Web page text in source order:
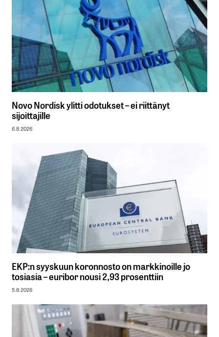
Novo Nordisk ylitti odotukset – ei riittänyt
sijoittajille
6.8.2026
EKP:n syyskuun koronnosto on markkinoille jo
tosiasia – euribor nousi 2,93 prosenttiin
5.8.2026